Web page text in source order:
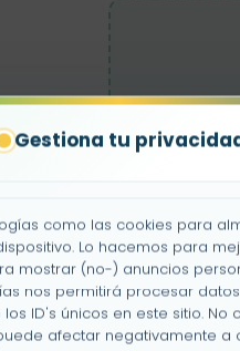
Gestiona tu
como las cookies para
Lo hacemos para
mostrar (no-) anuncios
nos permitirá procesar
ID's únicos en este sitio. No
afectar negativamente a